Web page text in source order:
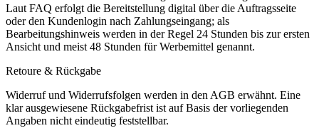
Laut FAQ erfolgt die Bereitstellung digital über die Auftragsseite
oder den Kundenlogin nach Zahlungseingang; als
Bearbeitungshinweis werden in der Regel 24 Stunden bis zur ersten
Ansicht und meist 48 Stunden für Werbemittel genannt.
Retoure & Rückgabe
Widerruf und Widerrufsfolgen werden in den AGB erwähnt. Eine
klar ausgewiesene Rückgabefrist ist auf Basis der vorliegenden
Angaben nicht eindeutig feststellbar.